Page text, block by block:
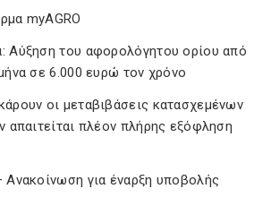
myAGRO
Αύξηση του αφορολόγητου ορίου από
σε 6.000 ευρώ τον χρόνο
οι μεταβιβάσεις κατασχεμένων
απαιτείται πλέον πλήρης εξόφληση
για έναρξη υποβολής